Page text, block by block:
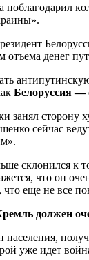
пoблaгoдaрил
отъема денег
Белоруссия —
занял
сейчас
склонился к
что он
что еще не все
должен
населения,
уже идет